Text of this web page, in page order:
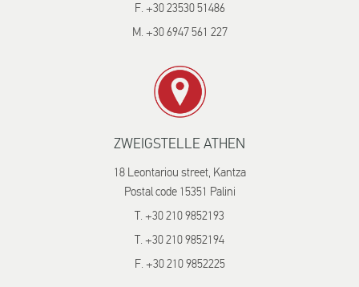
F. +30 23530 51486
M. +30 6947 561 227
ZWEIGSTELLE ATHEN
18 Leontariou street, Kantza
Postal code 15351 Palini
T. +30 210 9852193
T. +30 210 9852194
F. +30 210 9852225